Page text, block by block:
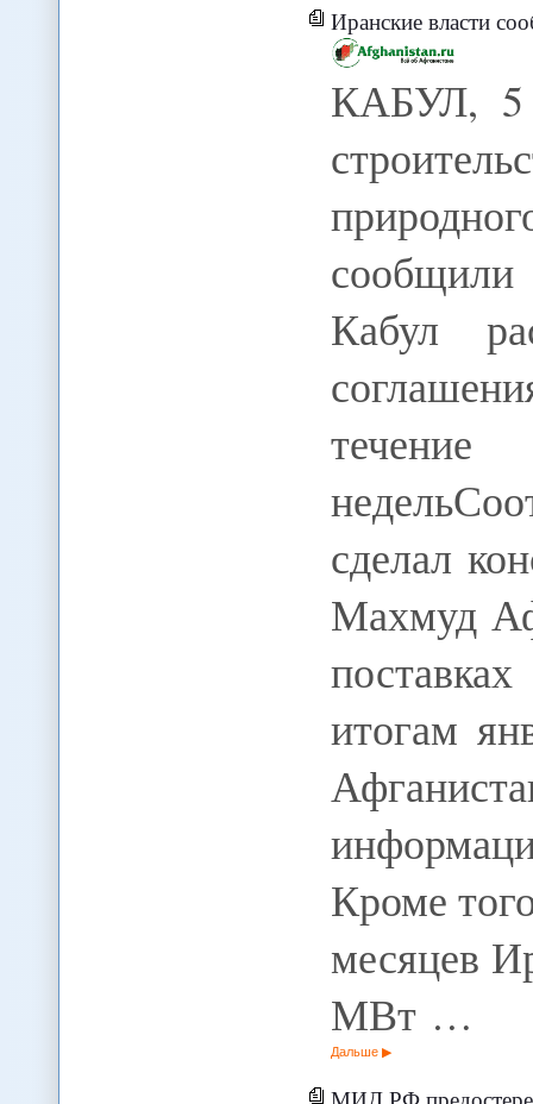
Иранские власти
КАБУЛ, 5
Кабул
сделал
Махмуд
итогам
Кроме
месяцев
МВт …
Дальше